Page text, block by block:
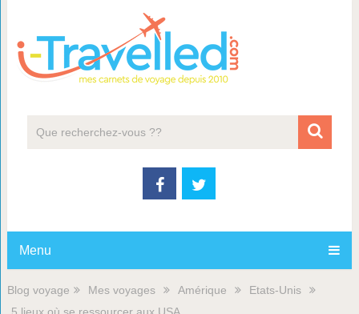
Menu
Blog voyage Mes voyages Amérique
Etats-Unis